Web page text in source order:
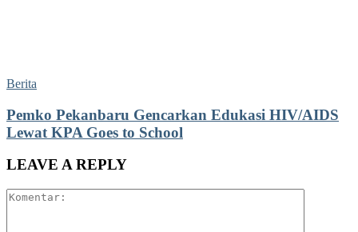
Berita
Pemko Pekanbaru Gencarkan Edukasi HIV/AIDS
Lewat KPA Goes to School
LEAVE A REPLY